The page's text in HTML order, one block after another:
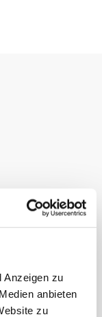
Anzeigen zu
anbieten
zu